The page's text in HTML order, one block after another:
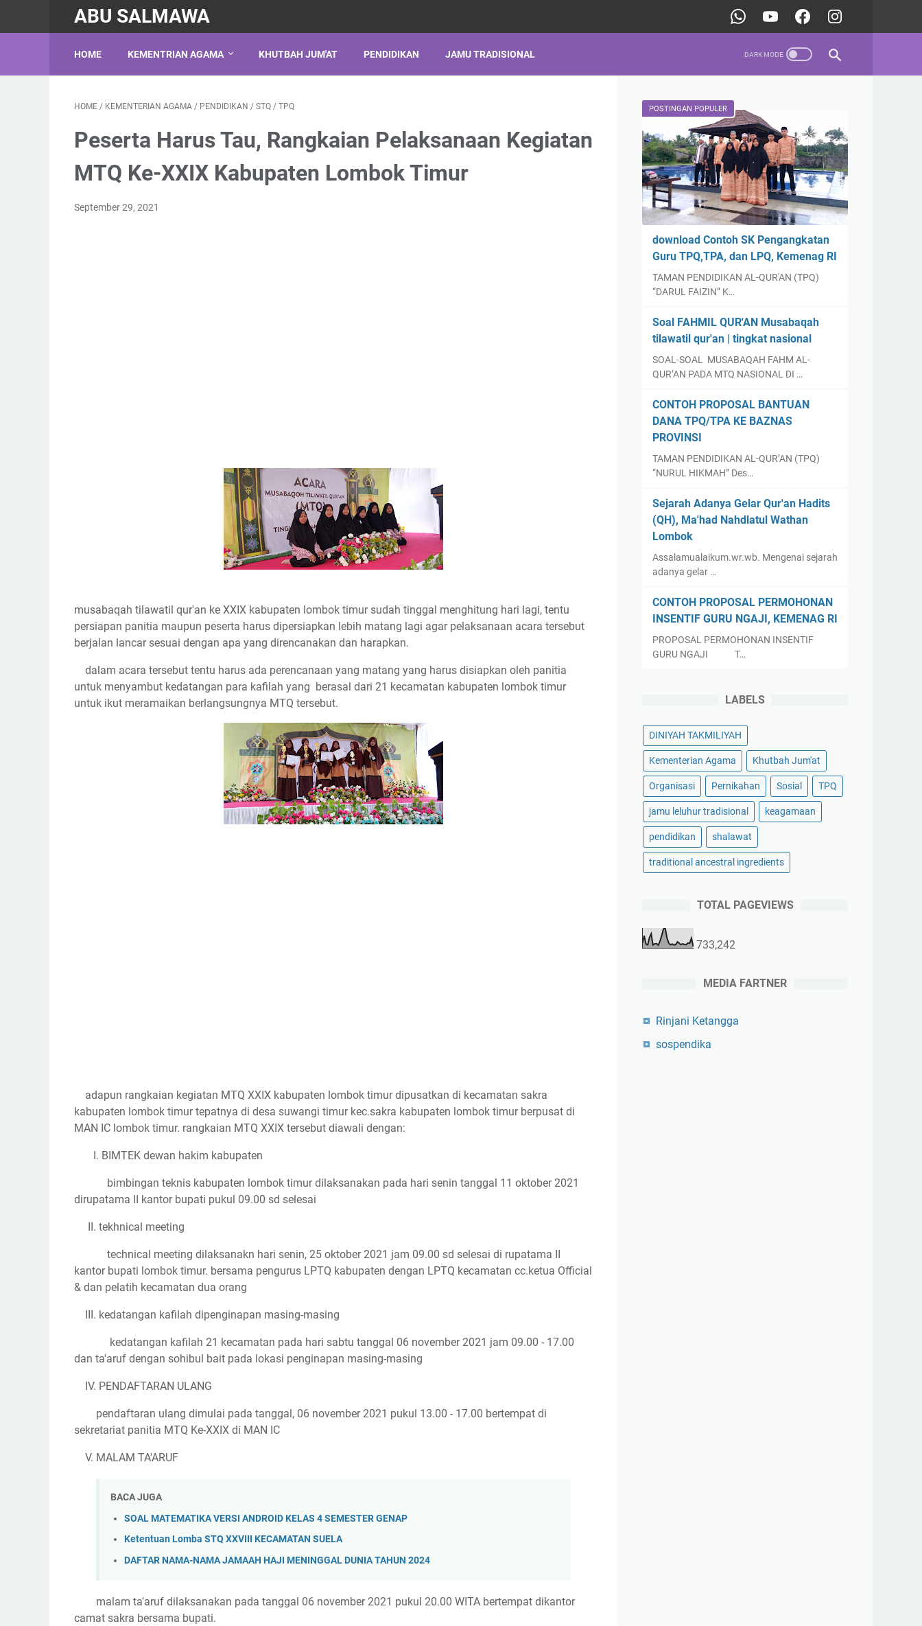
ABU SALMAWA
HOME KEMENTRIAN AGAMA KHUTBAH JUM'AT PENDIDIKAN JAMU TRADISIONAL
HOME / KEMENTERIAN AGAMA / PENDIDIKAN / STQ / TPQ
Peserta Harus Tau, Rangkaian Pelaksanaan Kegiatan
MTQ Ke-XXIX Kabupaten Lombok Timur
September 29, 2021
musabaqah tilawatil qur'an ke XXIX kabupaten lombok timur sudah tinggal menghitung hari lagi, tentu
persiapan panitia maupun peserta harus dipersiapkan lebih matang lagi agar pelaksanaan acara tersebut
berjalan lancar sesuai dengan apa yang direncanakan dan harapkan.
dalam acara tersebut tentu harus ada perencanaan yang matang yang harus disiapkan oleh panitia
untuk menyambut kedatangan para kafilah yang berasal dari 21 kecamatan kabupaten lombok timur
untuk ikut meramaikan berlangsungnya MTQ tersebut.
adapun rangkaian kegiatan MTQ XXIX kabupaten lombok timur dipusatkan di kecamatan sakra
kabupaten lombok timur tepatnya di desa suwangi timur kec.sakra kabupaten lombok timur berpusat di
MAN IC lombok timur. rangkaian MTQ XXIX tersebut diawali dengan:
I. BIMTEK dewan hakim kabupaten
bimbingan teknis kabupaten lombok timur dilaksanakan pada hari senin tanggal 11 oktober 2021
dirupatama II kantor bupati pukul 09.00 sd selesai
II. tekhnical meeting
technical meeting dilaksanakn hari senin, 25 oktober 2021 jam 09.00 sd selesai di rupatama II
kantor bupati lombok timur. bersama pengurus LPTQ kabupaten dengan LPTQ kecamatan cc.ketua Official
& dan pelatih kecamatan dua orang
III. kedatangan kafilah dipenginapan masing-masing
kedatangan kafilah 21 kecamatan pada hari sabtu tanggal 06 november 2021 jam 09.00 - 17.00
dan ta'aruf dengan sohibul bait pada lokasi penginapan masing-masing
IV. PENDAFTARAN ULANG
pendaftaran ulang dimulai pada tanggal, 06 november 2021 pukul 13.00 - 17.00 bertempat di
sekretariat panitia MTQ Ke-XXIX di MAN IC
V. MALAM TA'ARUF
BACA JUGA
SOAL MATEMATIKA VERSI ANDROID KELAS 4 SEMESTER GENAP
Ketentuan Lomba STQ XXVIII KECAMATAN SUELA
DAFTAR NAMA-NAMA JAMAAH HAJI MENINGGAL DUNIA TAHUN 2024
malam ta'aruf dilaksanakan pada tanggal 06 november 2021 pukul 20.00 WITA bertempat dikantor
camat sakra bersama bupati.
POSTINGAN POPULER
download Contoh SK Pengangkatan
Guru TPQ,TPA, dan LPQ, Kemenag RI
TAMAN PENDIDIKAN AL-QUR'AN (TPQ)
“DARUL FAIZIN” K…
Soal FAHMIL QUR'AN Musabaqah
tilawatil qur'an | tingkat nasional
SOAL-SOAL MUSABAQAH FAHM AL-
QUR’AN PADA MTQ NASIONAL DI …
CONTOH PROPOSAL BANTUAN
DANA TPQ/TPA KE BAZNAS
PROVINSI
TAMAN PENDIDIKAN AL-QUR’AN (TPQ)
“NURUL HIKMAH” Des…
Sejarah Adanya Gelar Qur'an Hadits
(QH), Ma'had Nahdlatul Wathan
Lombok
Assalamualaikum.wr.wb. Mengenai sejarah
adanya gelar …
CONTOH PROPOSAL PERMOHONAN
INSENTIF GURU NGAJI, KEMENAG RI
PROPOSAL PERMOHONAN INSENTIF
GURU NGAJI T…
LABELS
DINIYAH TAKMILIYAH
Kementerian Agama Khutbah Jum'at
Organisasi Pernikahan Sosial TPQ
jamu leluhur tradisional keagamaan
pendidikan shalawat
traditional ancestral ingredients
TOTAL PAGEVIEWS
733,242
MEDIA FARTNER
Rinjani Ketangga
sospendika